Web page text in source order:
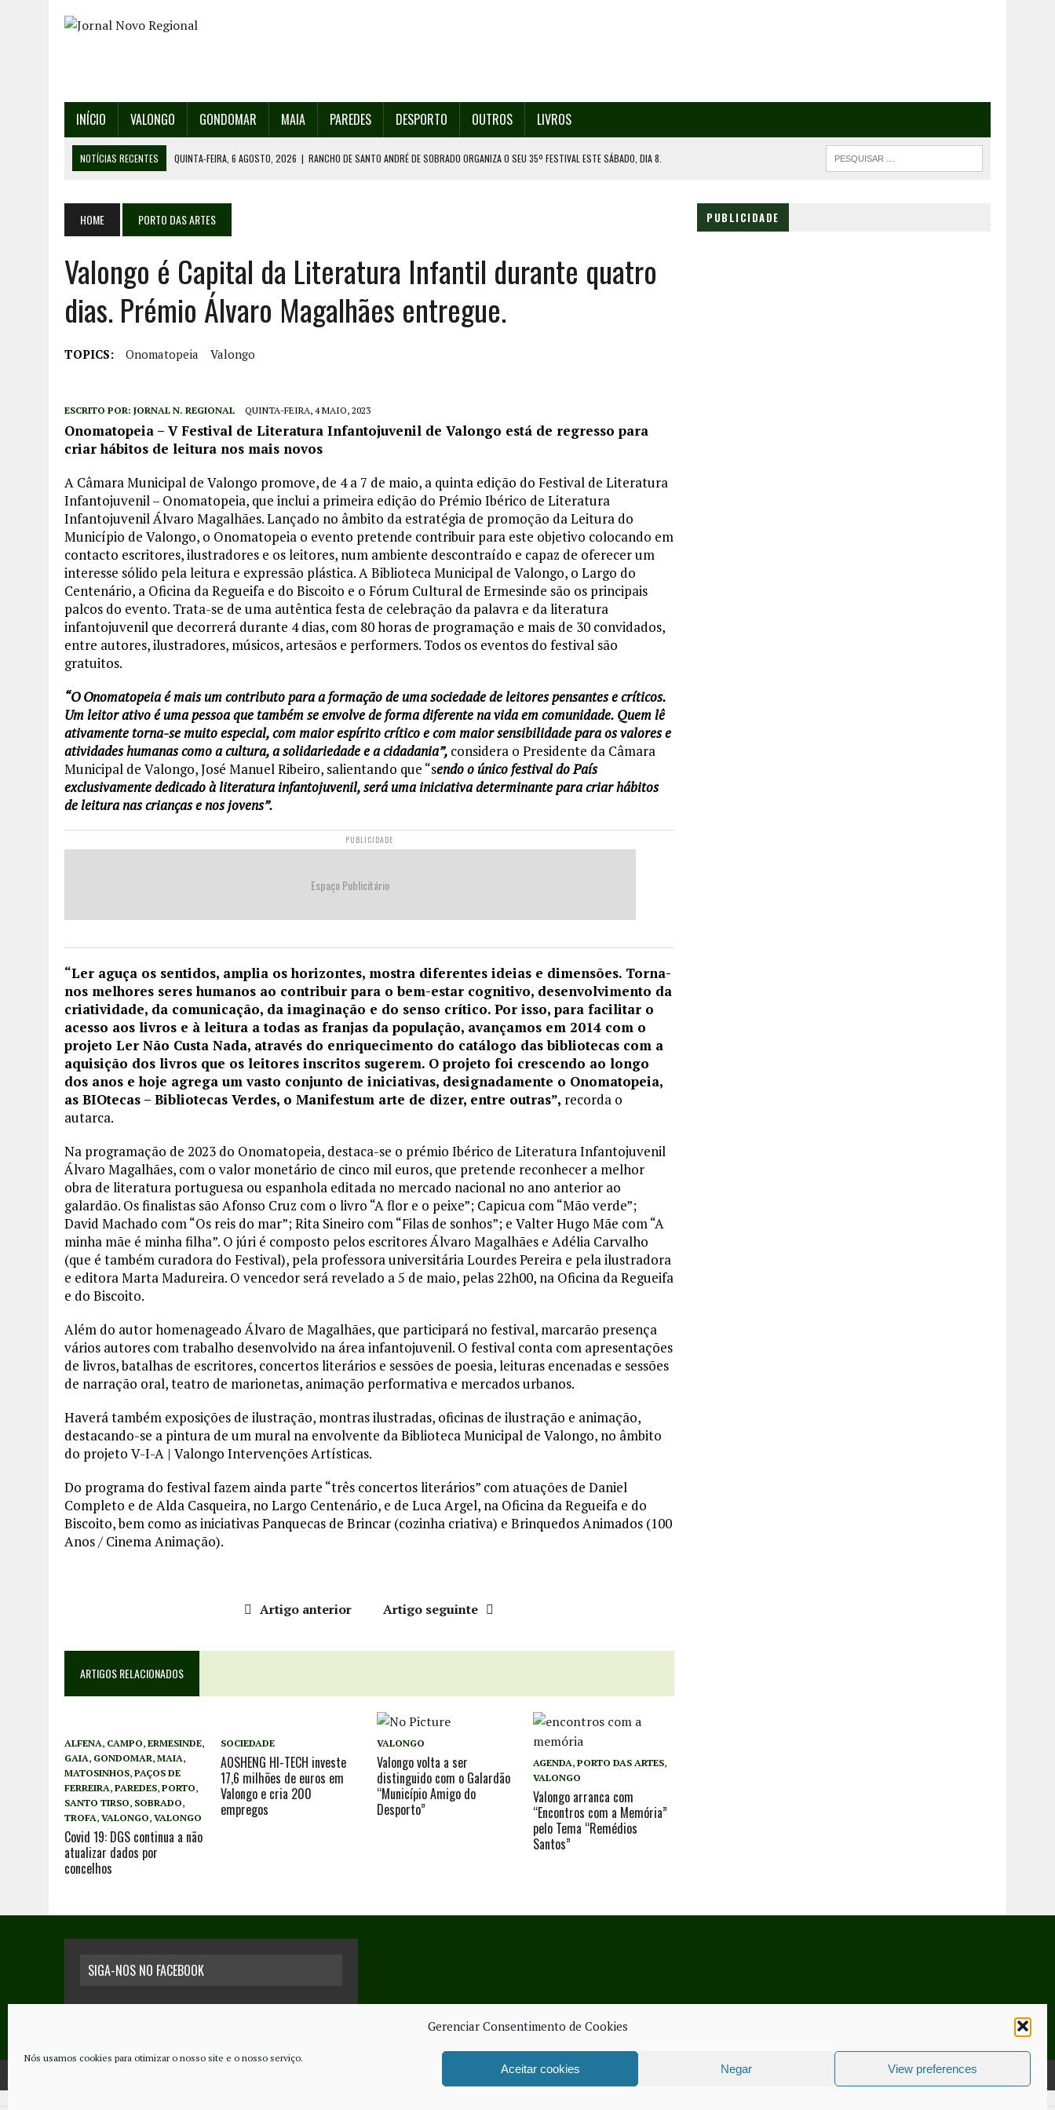
Gerenciar Consentimento de Cookies
Nós usamos cookies para otimizar o nosso site e o nosso serviço.
Aceitar cookies Negar View preferences
INÍCIO VALONGO GONDOMAR MAIA PAREDES DESPORTO OUTROS LIVROS
NOTÍCIAS RECENTES QUINTA-FEIRA, 6 AGOSTO, 2026 | RANCHO DE SANTO ANDRÉ DE SOBRADO ORGANIZA O SEU 35º FESTIVAL ESTE SÁBADO, DIA 8.
QUINTA-FEIRA, 6 AGOSTO, 2026 | 80 ANOS DE AEROPORTO É MOTIVO DE EXPOSIÇÃO NA MAIA
QUINTA-FEIRA, 6 AGOSTO, 2026
DETIDO SUSPEITO DE INCÊNDIO FLORESTAL EM GONDOMAR
HOME PORTO DAS ARTES
Valongo é Capital da Literatura Infantil durante quatro
dias. Prémio Álvaro Magalhães entregue.
TOPICS: Onomatopeia Valongo
ESCRITO POR: JORNAL N. REGIONAL QUINTA-FEIRA, 4 MAIO, 2023
Onomatopeia – V Festival de Literatura Infantojuvenil de Valongo está de regresso para
criar hábitos de leitura nos mais novos
A Câmara Municipal de Valongo promove, de 4 a 7 de maio, a quinta edição do Festival de Literatura
Infantojuvenil – Onomatopeia, que inclui a primeira edição do Prémio Ibérico de Literatura
Infantojuvenil Álvaro Magalhães. Lançado no âmbito da estratégia de promoção da Leitura do
Município de Valongo, o Onomatopeia o evento pretende contribuir para este objetivo colocando em
contacto escritores, ilustradores e os leitores, num ambiente descontraído e capaz de oferecer um
interesse sólido pela leitura e expressão plástica. A Biblioteca Municipal de Valongo, o Largo do
Centenário, a Oficina da Regueifa e do Biscoito e o Fórum Cultural de Ermesinde são os principais
palcos do evento. Trata-se de uma autêntica festa de celebração da palavra e da literatura
infantojuvenil que decorrerá durante 4 dias, com 80 horas de programação e mais de 30 convidados,
entre autores, ilustradores, músicos, artesãos e performers. Todos os eventos do festival são
gratuitos.
“O Onomatopeia é mais um contributo para a formação de uma sociedade de leitores pensantes e críticos.
Um leitor ativo é uma pessoa que também se envolve de forma diferente na vida em comunidade. Quem lê
ativamente torna-se muito especial, com maior espírito crítico e com maior sensibilidade para os valores e
atividades humanas como a cultura, a solidariedade e a cidadania”, considera o Presidente da Câmara
Municipal de Valongo, José Manuel Ribeiro, salientando que “sendo o único festival do País
exclusivamente dedicado à literatura infantojuvenil, será uma iniciativa determinante para criar hábitos
de leitura nas crianças e nos jovens”.
PUBLICIDADE
Espaço Publicitário
“Ler aguça os sentidos, amplia os horizontes, mostra diferentes ideias e dimensões. Torna-
nos melhores seres humanos ao contribuir para o bem-estar cognitivo, desenvolvimento da
criatividade, da comunicação, da imaginação e do senso crítico. Por isso, para facilitar o
acesso aos livros e à leitura a todas as franjas da população, avançamos em 2014 com o
projeto Ler Não Custa Nada, através do enriquecimento do catálogo das bibliotecas com a
aquisição dos livros que os leitores inscritos sugerem. O projeto foi crescendo ao longo
dos anos e hoje agrega um vasto conjunto de iniciativas, designadamente o Onomatopeia,
as BIOtecas – Bibliotecas Verdes, o Manifestum arte de dizer, entre outras”, recorda o
autarca.
Na programação de 2023 do Onomatopeia, destaca-se o prémio Ibérico de Literatura Infantojuvenil
Álvaro Magalhães, com o valor monetário de cinco mil euros, que pretende reconhecer a melhor
obra de literatura portuguesa ou espanhola editada no mercado nacional no ano anterior ao
galardão. Os finalistas são Afonso Cruz com o livro “A flor e o peixe”; Capicua com “Mão verde”;
David Machado com “Os reis do mar”; Rita Sineiro com “Filas de sonhos”; e Valter Hugo Mãe com “A
minha mãe é minha filha”. O júri é composto pelos escritores Álvaro Magalhães e Adélia Carvalho
(que é também curadora do Festival), pela professora universitária Lourdes Pereira e pela ilustradora
e editora Marta Madureira. O vencedor será revelado a 5 de maio, pelas 22h00, na Oficina da Regueifa
e do Biscoito.
Além do autor homenageado Álvaro de Magalhães, que participará no festival, marcarão presença
vários autores com trabalho desenvolvido na área infantojuvenil. O festival conta com apresentações
de livros, batalhas de escritores, concertos literários e sessões de poesia, leituras encenadas e sessões
de narração oral, teatro de marionetas, animação performativa e mercados urbanos.
Haverá também exposições de ilustração, montras ilustradas, oficinas de ilustração e animação,
destacando-se a pintura de um mural na envolvente da Biblioteca Municipal de Valongo, no âmbito
do projeto V-I-A | Valongo Intervenções Artísticas.
Do programa do festival fazem ainda parte “três concertos literários” com atuações de Daniel
Completo e de Alda Casqueira, no Largo Centenário, e de Luca Argel, na Oficina da Regueifa e do
Biscoito, bem como as iniciativas Panquecas de Brincar (cozinha criativa) e Brinquedos Animados (100
Anos / Cinema Animação).
Artigo anterior Artigo seguinte
ARTIGOS RELACIONADOS
ALFENA, CAMPO, ERMESINDE,
GAIA, GONDOMAR, MAIA,
MATOSINHOS, PAÇOS DE
FERREIRA, PAREDES, PORTO,
SANTO TIRSO, SOBRADO,
TROFA, VALONGO, VALONGO
Covid 19: DGS continua a não
atualizar dados por
concelhos
SOCIEDADE
AOSHENG HI-TECH investe
17,6 milhões de euros em
Valongo e cria 200
empregos
VALONGO
Valongo volta a ser
distinguido com o Galardão
“Município Amigo do
Desporto”
AGENDA,PORTO DAS ARTES,
VALONGO
Valongo arranca com
“Encontros com a Memória”
pelo Tema “Remédios
Santos”
PUBLICIDADE
SIGA-NOS NO FACEBOOK
FICHA TÉCNICA ESTATUTO EDITORIAL CONTACTE-NOS COOKIE POLICY (EU)